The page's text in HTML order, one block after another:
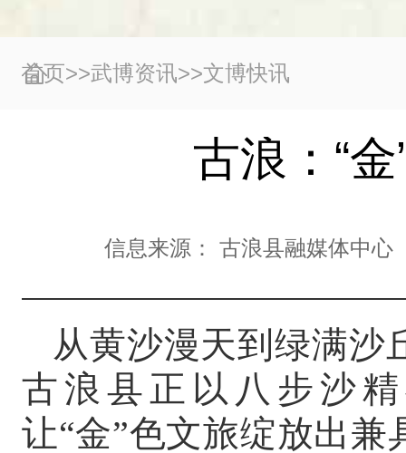
首页>>武博资讯>>文博快讯
古浪：“
信息来源：古浪县融媒体中心
从黄沙漫天到绿满沙
古浪县正以八步沙
让“金”色文旅绽放出